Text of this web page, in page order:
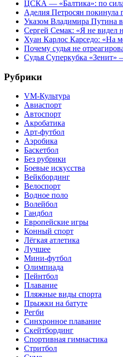
ЦСКА — «Балтика»: по
Аделия Петросян покинула
Указом Владимира Путина
Сергей Семак: «Я не видел
Хуан Карлос Карседо: «На
Почему судья не
Судья Суперкубка «Зенит»
Рубрики
VM-Культура
Авиаспорт
Автоспорт
Акробатика
Арт-футбол
Аэробика
Баскетбол
Без рубрики
Боевые искусства
Вейкбординг
Велоспорт
Водное поло
Волейбол
Гандбол
Европейские игры
Конный спорт
Лёгкая атлетика
Лучшее
Мини-футбол
Олимпиада
Пейнтбол
Плавание
Пляжные виды спорта
Прыжки на батуте
Регби
Синхронное плавание
Скейтбординг
Спортивная гимнастика
Стритбол